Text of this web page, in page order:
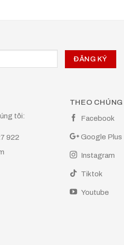
tôi:
922
THEO
Facebook
Google Plus
Instagram
Tiktok
Youtube